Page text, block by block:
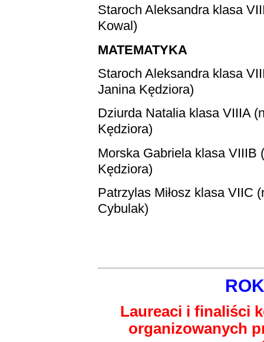
Staroch Aleksandraklasa
Kowal)
MATEMATYKA
Staroch Aleksandraklasa
Janina Kędziora)
Dziurda Nataliaklasa VIIIA
Kędziora)
Morska Gabriela klasa VIIIB
Kędziora)
Patrzylas Miłosz klasa VIIC
Cybulak)
Laureaci i finaliści
organizowanych